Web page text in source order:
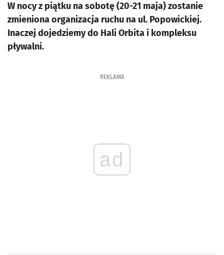
W nocy z piątku na sobotę (20-21 maja) zostanie
zmieniona organizacja ruchu na ul. Popowickiej.
Inaczej dojedziemy do Hali Orbita i kompleksu
pływalni.
REKLAMA
ad